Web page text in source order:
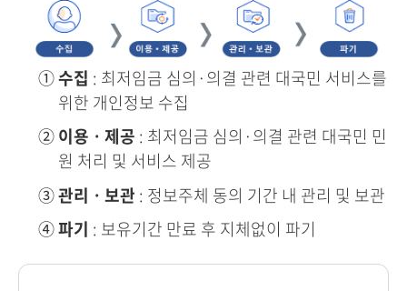
①수집 : 최저임금 심의·의결 관련 대국민 서비스를
위한 개인정보 수집
② 이용ㆍ제공 : 최저임금 심의·의결 관련 대국민 민
원 처리 및 서비스 제공
③관리ㆍ보관 : 정보주체 동의 기간 내 관리 및 보관
④파기 : 보유기간 만료 후 지체없이 파기